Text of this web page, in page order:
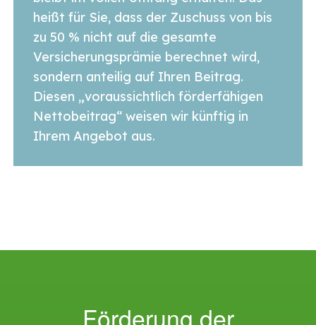
heißt für Sie, dass der Zuschuss von bis
zu 50 % nicht auf die gesamte
Versicherungsprämie berechnet wird,
sondern anteilig auf Ihren Beitrag.
Diesen „voraussichtlich förderfähigen
Nettobeitrag“ weisen wir künftig in
Ihrem Angebot aus.
Förderung der